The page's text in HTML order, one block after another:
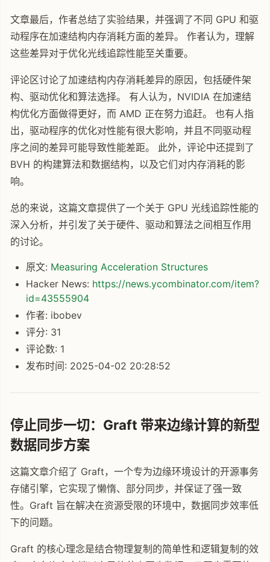
文章最后，作者总结了实验结果，并强调了不同 GPU 和驱
动程序在加速结构内存消耗方面的差异。 作者认为，理解
这些差异对于优化光线追踪性能至关重要。
评论区讨论了加速结构内存消耗差异的原因，包括硬件架
构、驱动优化和算法选择。 有人认为，NVIDIA 在加速结
构优化方面做得更好，而 AMD 正在努力追赶。 也有人指
出，驱动程序的优化对性能有很大影响，并且不同驱动程
序之间的差异可能导致性能差距。 此外，评论中还提到了
BVH 的构建算法和数据结构，以及它们对内存消耗的影
响。
总的来说，这篇文章提供了一个关于 GPU 光线追踪性能的
深入分析，并引发了关于硬件、驱动和算法之间相互作用
的讨论。
原文: Measuring Acceleration Structures
Hacker News: https://news.ycombinator.com/item?
id=43555904
作者: ibobev
评分: 31
评论数: 1
发布时间: 2025-04-02 20:28:52
停止同步一切：Graft 带来边缘计算的新型
数据同步方案
这篇文章介绍了 Graft，一个专为边缘环境设计的开源事务
存储引擎，它实现了懒惰、部分同步，并保证了强一致
性。Graft 旨在解决在资源受限的环境中，数据同步效率低
下的问题。
Graft 的核心理念是结合物理复制的简单性和逻辑复制的效